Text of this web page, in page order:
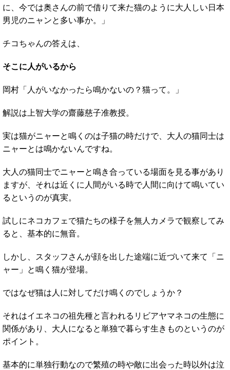
に、今では奥さんの前で借りて来た猫のように大人しい日本
男児のニャンと多い事か。」
チコちゃんの答えは、
そこに人がいるから
岡村「人がいなかったら鳴かないの？猫って。」
解説は上智大学の齋藤慈子准教授。
実は猫がニャーと鳴くのは子猫の時だけで、大人の猫同士は
ニャーとは鳴かないんですね。
大人の猫同士でニャーと鳴き合っている場面を見る事があり
ますが、それは近くに人間がいる時で人間に向けて鳴いてい
るというのが真実。
試しにネコカフェで猫たちの様子を無人カメラで観察してみ
ると、基本的に無音。
しかし、スタッフさんが顔を出した途端に近づいて来て「ニ
ャー」と鳴く猫が登場。
ではなぜ猫は人に対してだけ鳴くのでしょうか？
それはイエネコの祖先種と言われるリビアヤマネコの生態に
関係があり、大人になると単独で暮らす生きものというのが
ポイント。
基本的に単独行動なので繁殖の時や敵に出会った時以外は泣